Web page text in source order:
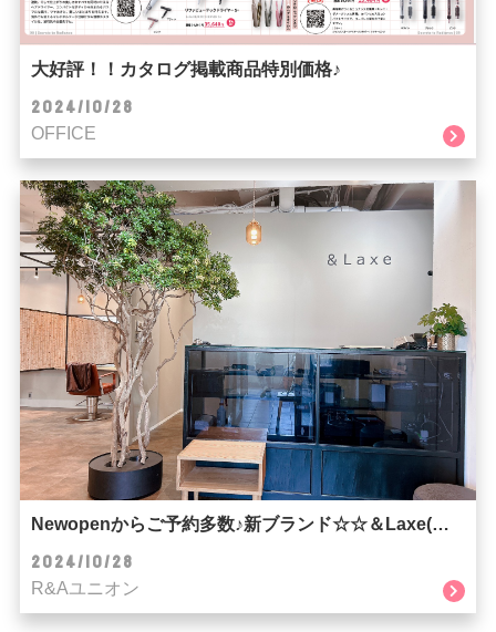
大好評！！カタログ掲載商品特別価格♪
2024/10/28
OFFICE
Newopenからご予約多数♪新ブランド☆☆＆Laxe(ラクス)☆☆
2024/10/28
R&Aユニオン